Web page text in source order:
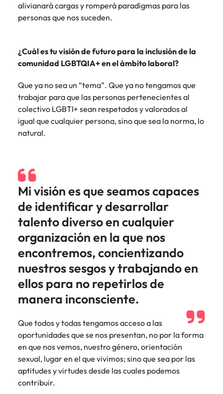
alivianará cargas y romperá paradigmas para las
personas que nos suceden.
¿Cuál es tu visión de futuro para la inclusión de la
comunidad LGBTQIA+ en el ámbito laboral?
Que ya no sea un “tema”. Que ya no tengamos que
trabajar para que las personas pertenecientes al
colectivo LGBTI+ sean respetados y valorados al
igual que cualquier persona, sino que sea la norma, lo
natural.
Mi visión es que seamos capaces
de identificar y desarrollar
talento diverso en cualquier
organización en la que nos
encontremos, concientizando
nuestros sesgos y trabajando en
ellos para no repetirlos de
manera inconsciente.
Que todos y todas tengamos acceso a las
oportunidades que se nos presentan, no por la forma
en que nos vemos, nuestro género, orientación
sexual, lugar en el que vivimos; sino que sea por las
aptitudes y virtudes desde las cuales podemos
contribuir.